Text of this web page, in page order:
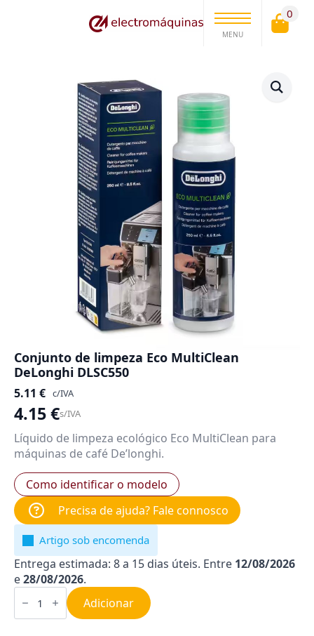
MENU
0
Conjunto de limpeza Eco MultiClean
DeLonghi DLSC550
5.11 € c/IVA
4.15€s/IVA
Líquido de limpeza ecológico Eco MultiClean para
máquinas de café De’longhi.
Como identificar o modelo
Precisa de ajuda? Fale connosco
Artigo sob encomenda
Entrega estimada: 8 a 15 dias úteis. Entre 12/08/2026
e28/08/2026.
Quantidade
de
de
Adicionar